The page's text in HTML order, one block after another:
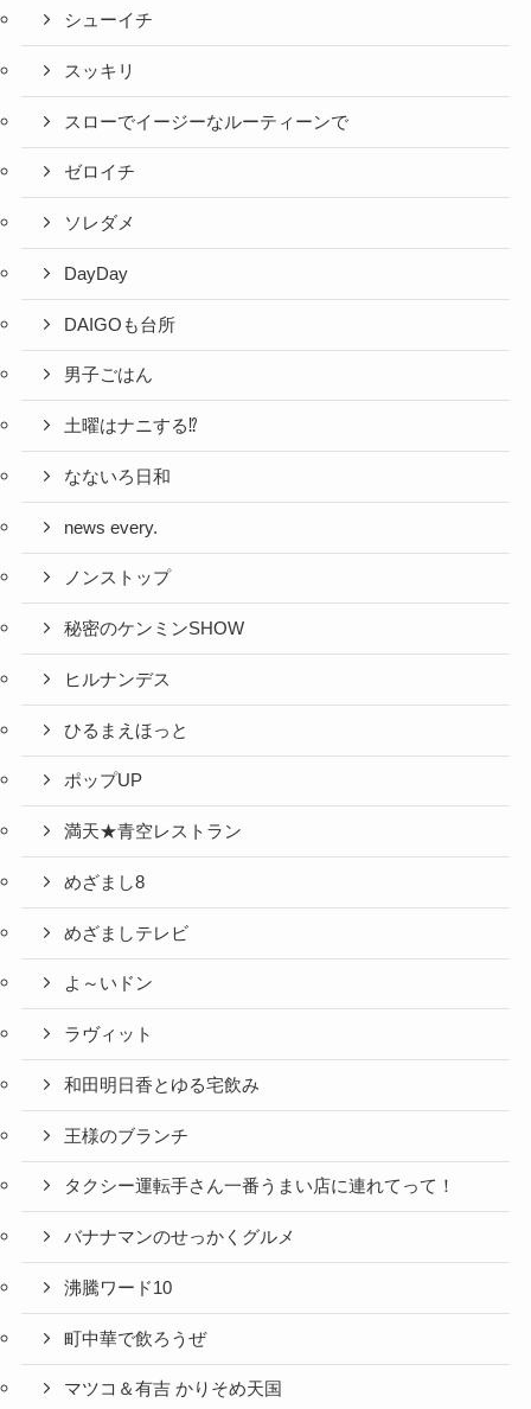
シューイチ
スッキリ
スローでイージーなルーティーンで
ゼロイチ
ソレダメ
DayDay
DAIGOも台所
男子ごはん
土曜はナニする⁉
なないろ日和
news every.
ノンストップ
秘密のケンミンSHOW
ヒルナンデス
ひるまえほっと
ポップUP
満天★青空レストラン
めざまし8
めざましテレビ
よ～いドン
ラヴィット
和田明日香とゆる宅飲み
王様のブランチ
タクシー運転手さん一番うまい店に連れてって！
バナナマンのせっかくグルメ
沸騰ワード10
町中華で飲ろうぜ
マツコ＆有吉 かりそめ天国